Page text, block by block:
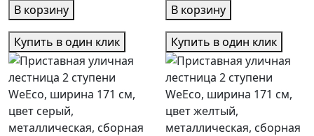
В корзину
Купить в один клик
В корзину
Купить в один клик